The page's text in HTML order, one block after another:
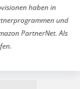
haben in
und
PartnerNet. Als